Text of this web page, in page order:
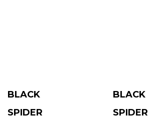
BLACK
SPIDER
BLACK
SPIDER